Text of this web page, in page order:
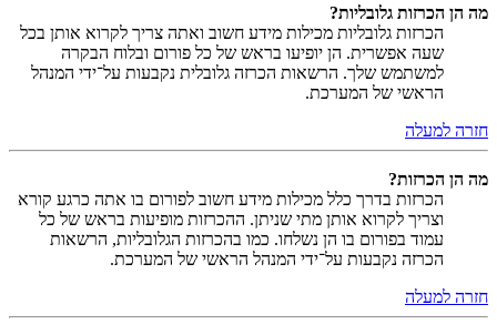
מה הן הכרזות גלובליות?
הכרזות גלובליות מכילות מידע חשוב ואתה צריך לקרוא אותן בכל
שעה אפשרית. הן יופיעו בראש של כל פורום ובלוח הבקרה
למשתמש שלך. הרשאות הכרזה גלובלית נקבעות על־ידי המנהל
הראשי של המערכת.
חזרה למעלה
מה הן הכרזות?
הכרזות בדרך כלל מכילות מידע חשוב לפורום בו אתה כרגע קורא
וצריך לקרוא אותן מתי שניתן. ההכרזות מופיעות בראש של כל
עמוד בפורום בו הן נשלחו. כמו בהכרזות הגלובליות, הרשאות
הכרזה נקבעות על־ידי המנהל הראשי של המערכת.
חזרה למעלה